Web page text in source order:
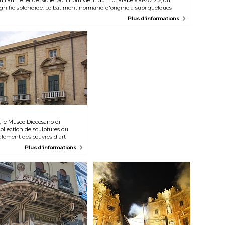
splendide. Le bâtiment normand d'origine a subi quelques
au fil des ans, avec notamment différents ornements
est clairement visible dans les décorations du vestibule,
les voûtes et les colonnes arabes sont entrecoupées de des fresques
et des décorations en marbre. Aujourd'hui, le château abrite
musée d'art islamique.
Plus d'informations
Museo Diocesano di
de sculptures du
des œuvres d'art
des textiles religieux, des
Plus d'informations